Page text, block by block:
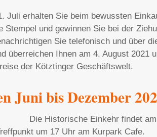
Juli erhalten Sie beim bewussten
Stempel und gewinnen Sie bei der
Sie telefonisch und über
überreichen Ihnen am 4. August 2021
der Kötztinger Geschäftswelt.
Juni bis Dezember
Die Historische Einkehr findet
um 17 Uhr am Kurpark Cafe.